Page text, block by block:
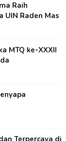
Raih
UIN Raden Mas
MTQ ke-XXXII